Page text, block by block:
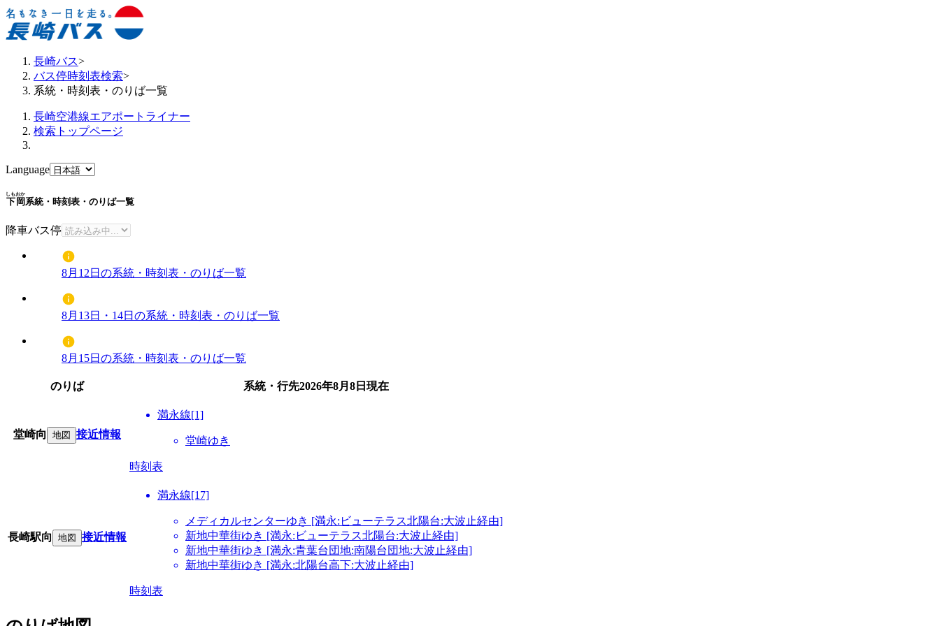
長崎バス>
バス停時刻表検索>
系統・時刻表・のりば一覧
長崎空港線エアポートライナー
検索トップページ
Language
下岡
しもおか
系統・時刻表・のりば一覧
降車バス停
8月12日の系統・時刻表・のりば一覧
8月13日・14日の系統・時刻表・のりば一覧
8月15日の系統・時刻表・のりば一覧
のりば 系統・行先2026年8月8日 現在
堂崎向 地図 接近情報
満永線[1]
堂崎ゆき
時刻表
長崎駅向 地図 接近情報
満永線[17]
メディカルセンターゆき [満永:ビューテラス北陽台:大波止経由]
新地中華街ゆき [満永:ビューテラス北陽台:大波止経由]
新地中華街ゆき [満永:青葉台団地:南陽台団地:大波止経由]
新地中華街ゆき [満永:北陽台高下:大波止経由]
時刻表